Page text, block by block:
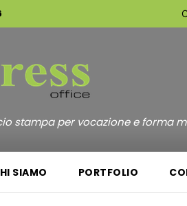
stampa per vocazione e forma
SIAMO PORTFOLIO